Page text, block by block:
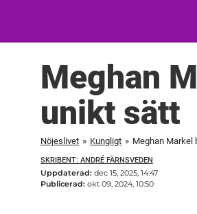
Meghan
unikt sätt
Nöjeslivet » Kungligt » Meghan Markel
SKRIBENT: ANDRÉ FÄRNSVEDEN
Uppdaterad: dec 15, 2025, 14:47
Publicerad: okt 09, 2024, 10:50